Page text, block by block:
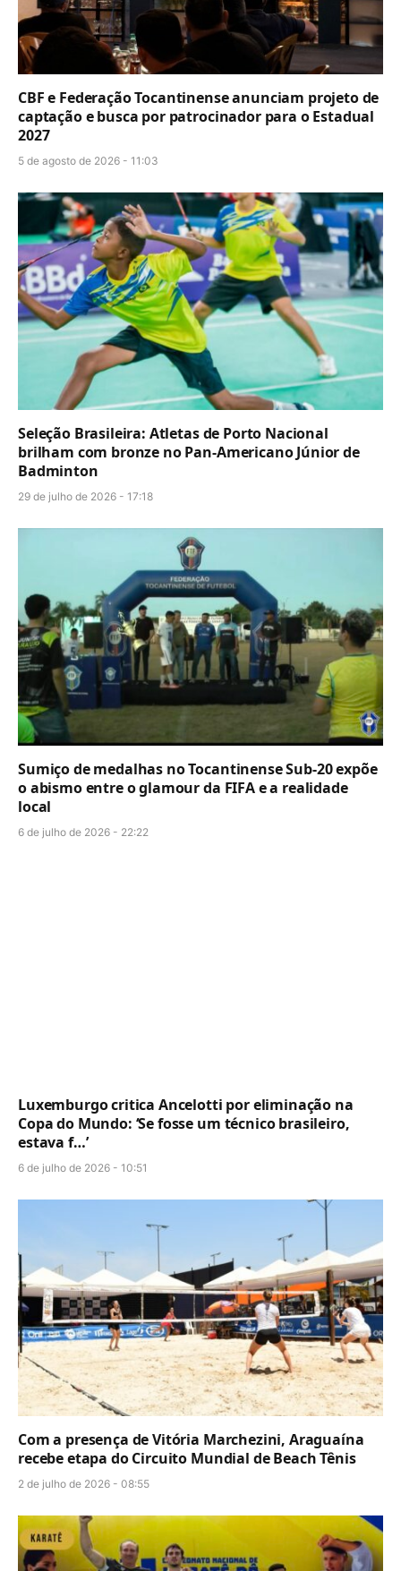
CBF e Federação Tocantinense anunciam projeto de
captação e busca por patrocinador para o Estadual
2027
5 de agosto de 2026 - 11:03
Seleção Brasileira: Atletas de Porto Nacional
brilham com bronze no Pan-Americano Júnior de
Badminton
29 de julho de 2026 - 17:18
Sumiço de medalhas no Tocantinense Sub-20 expõe
o abismo entre o glamour da FIFA e a realidade
local
6 de julho de 2026 - 22:22
Luxemburgo critica Ancelotti por eliminação na
Copa do Mundo: ‘Se fosse um técnico brasileiro,
estava f…’
6 de julho de 2026 - 10:51
Com a presença de Vitória Marchezini, Araguaína
recebe etapa do Circuito Mundial de Beach Tênis
2 de julho de 2026 - 08:55